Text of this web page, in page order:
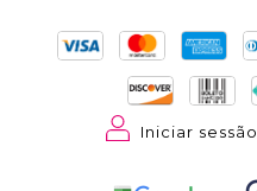
Iniciar sessão